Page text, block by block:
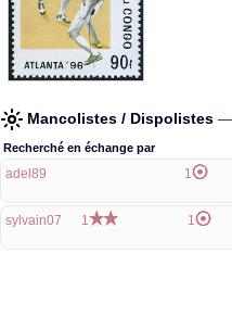
Mancolistes / Dispolistes
Recherché en échange par
adel89 1
sylvain07 1 1